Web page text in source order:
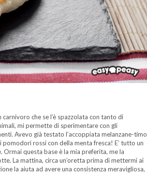
che se l’è spazzolata con tanto di
mi permette di sperimentare con gli
Avevo già testato l’accoppiata melanzane-timo
rossi con della menta fresca! E’ tutto un
questa base è la mia preferita, me la
La mattina, circa un’oretta prima di mettermi ai
la aiuta ad avere una consistenza meravigliosa,